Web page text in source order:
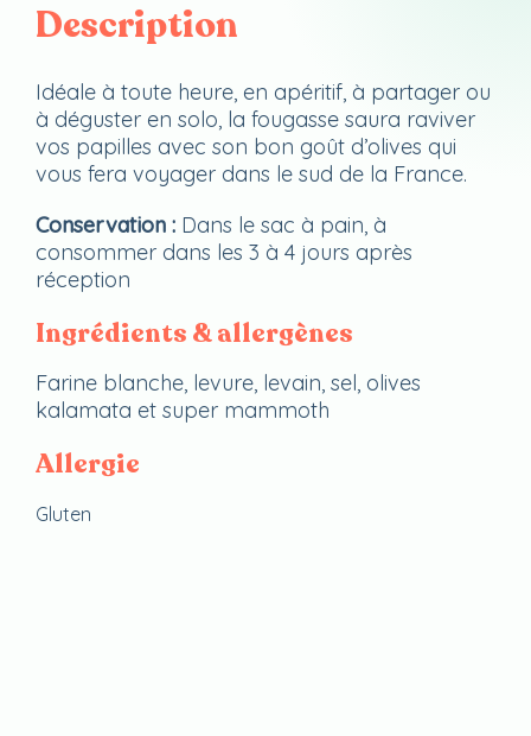
Description
Idéale à toute heure, en apéritif, à partager ou
à déguster en solo, la fougasse saura raviver
vos papilles avec son bon goût d’olives qui
vous fera voyager dans le sud de la France.
Conservation : Dans le sac à pain, à
consommer dans les 3 à 4 jours après
réception
Ingrédients & allergènes
Farine blanche, levure, levain, sel, olives
kalamata et super mammoth
Allergie
Gluten